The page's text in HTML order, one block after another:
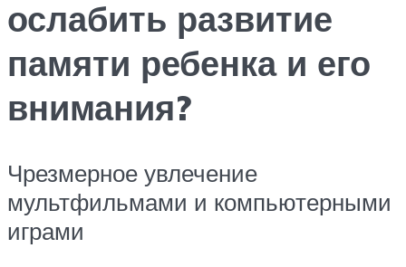
ослабить развитие
памяти ребенка и его
внимания?
Чрезмерное увлечение
мультфильмами и компьютерными
играми